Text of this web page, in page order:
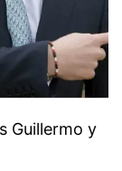
Guillermo y